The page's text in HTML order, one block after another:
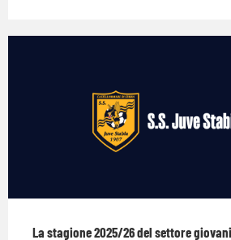
La stagione 2025/26 del settore